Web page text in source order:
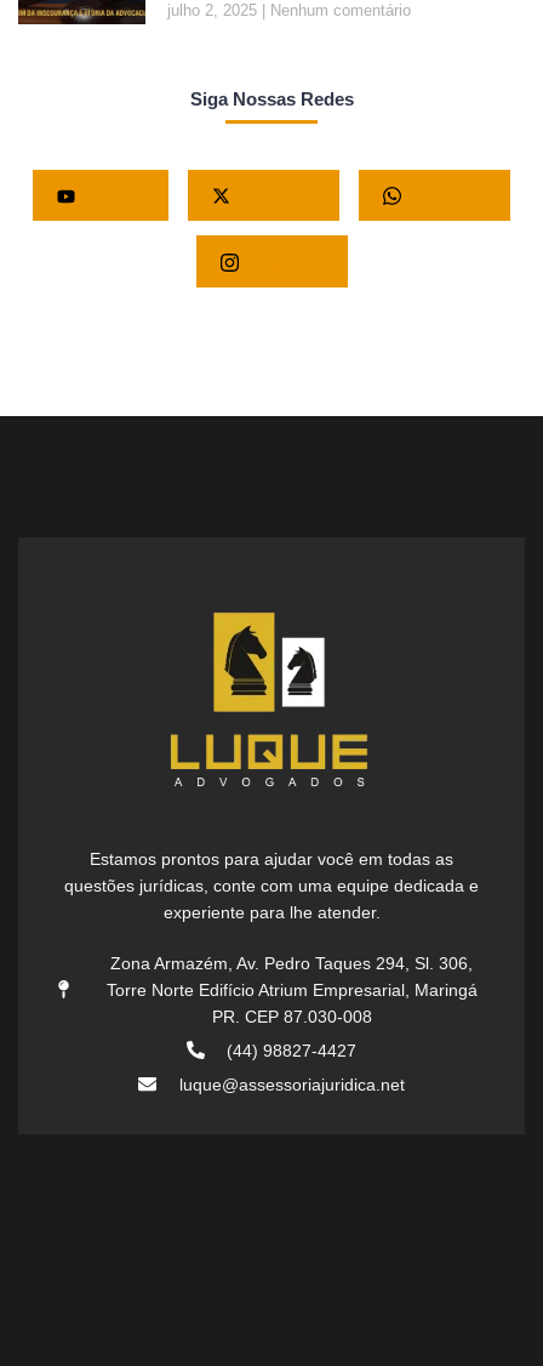
julho 2, 2025 Nenhum comentário
Siga Nossas Redes
Instagram
Estamos prontos para ajudar você em todas as
questões jurídicas, conte com uma equipe dedicada e
experiente para lhe atender.
Zona Armazém, Av. Pedro Taques 294, Sl. 306,
Torre Norte Edifício Atrium Empresarial, Maringá
PR. CEP 87.030-008
(44) 98827-4427
luque@assessoriajuridica.net